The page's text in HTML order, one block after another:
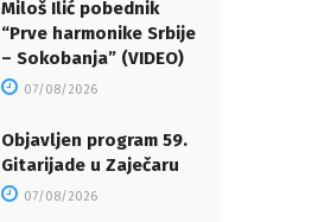
Miloš Ilić pobednik
“Prve harmonike Srbije
– Sokobanja” (VIDEO)
07/08/2026
Objavljen program 59.
Gitarijade u Zaječaru
07/08/2026